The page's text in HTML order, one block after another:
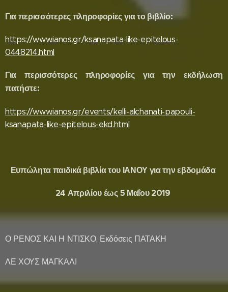
Για περισσότερες πληροφορίες για το βιβλίο:
https://www.ianos.gr/ksanapata-like-epitelous-
0448214.html
Για περισσότερες πληροφορίες για την εκδήλωση
πατήστε:
https://www.ianos.gr/events/kelli-alchanati-papouli-
ksanapata-like-epitelous-ekd.html
Ευπώλητα παιδικά βιβλία του ΙΑΝΟΥ για την εβδομάδα
24 Απριλίου έως 5 Μαΐου 2019
Ο ΡΕΝΟΣ ΚΑΙ Η ΝΤΙΣΚΟ, Εκδόσεις ΠΑΤΑΚΗ
ΛΕ ΧΟΥΣ ΜΑΓΚΑΛΙ